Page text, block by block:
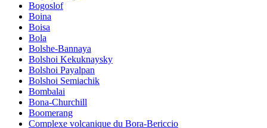
Bogoslof
Boina
Boisa
Bola
Bolshe-Bannaya
Bolshoi Kekuknaysky
Bolshoi Payalpan
Bolshoi Semiachik
Bombalai
Bona-Churchill
Boomerang
Complexe volcanique du Bora-Bericcio